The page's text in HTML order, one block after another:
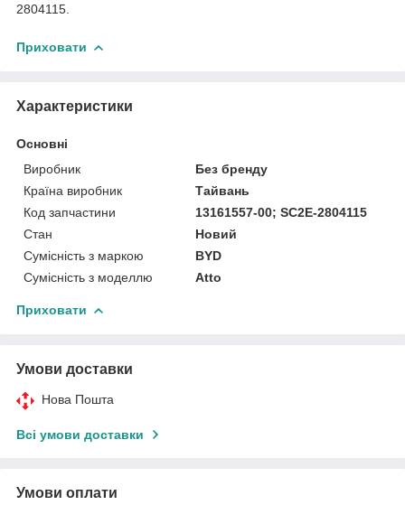
2804115.
Приховати
Характеристики
Основні
Виробник
Без бренду
Країна виробник
Тайвань
Код запчастини
13161557-00; SC2E-2804115
Стан
Новий
Сумісність з маркою
BYD
Сумісність з моделлю
Atto
Приховати
Умови доставки
Нова Пошта
Всі умови доставки
Умови оплати